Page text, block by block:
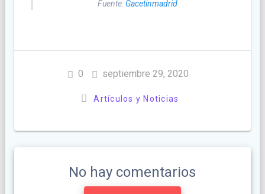
Fuente: Gacetinmadrid
0 septiembre 29, 2020
Artículos y Noticias
No hay comentarios